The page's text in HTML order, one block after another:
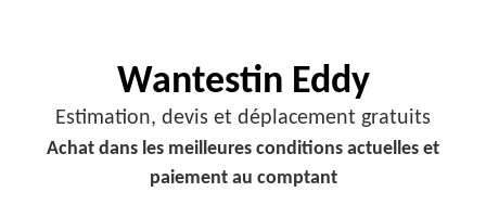
Wantestin Eddy
Estimation, devis et déplacement gratuits
Achat dans les meilleures conditions actuelles et
paiement au comptant